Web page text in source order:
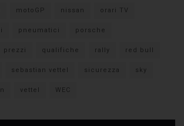
motoGP nissan orari TV
pneumatici porsche
prezzi qualifiche rally red bull
sebastian vettel sicurezza sky
vettel WEC